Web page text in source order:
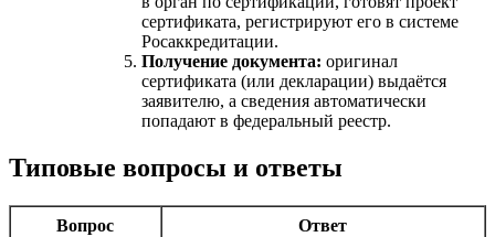
сертификата, регистрируют его в системе
Росаккредитации.
Получение документа: оригинал
сертификата (или декларации) выдаётся
заявителю, а сведения автоматически
попадают в федеральный реестр.
Типовые вопросы и ответы
Вопрос Ответ